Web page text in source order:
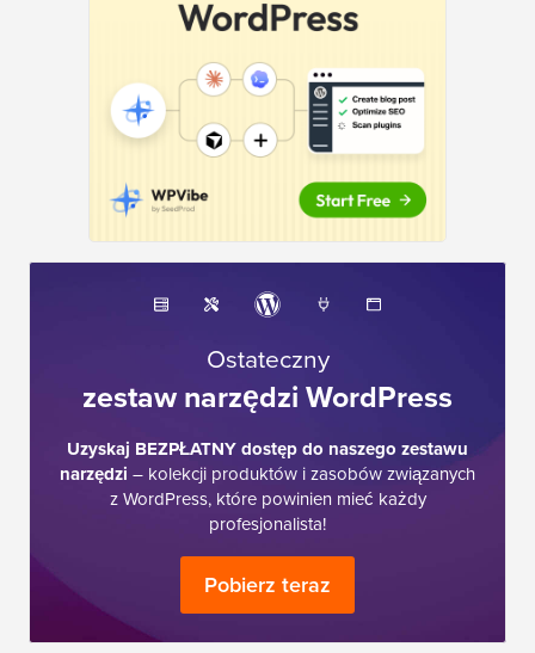
Ostateczny
zestaw narzędzi WordPress
Uzyskaj BEZPŁATNY dostęp do naszego zestawu
narzędzi – kolekcji produktów i zasobów związanych
z WordPress, które powinien mieć każdy
profesjonalista!
Pobierz teraz